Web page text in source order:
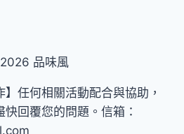
品味風
】任何相關活動配合與協助，
回覆您的問題。信箱：